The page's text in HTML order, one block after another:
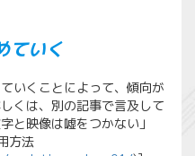
ていく
いくことによって、傾向が
くは、別の記事で言及して
と映像は嘘をつかない」
方法